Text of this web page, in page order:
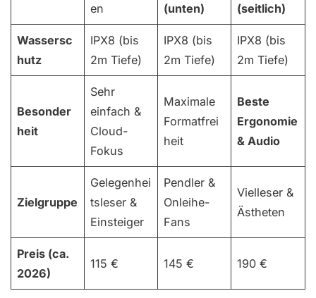
en
(unten)
(seitlich)
Wassersc
hutz
IPX8 (bis
2m Tiefe)
IPX8 (bis
2m Tiefe)
IPX8 (bis
2m Tiefe)
Besonder
heit
Sehr
einfach &
Cloud-
Fokus
Maximale
Formatfrei
heit
Beste
Ergonomie
& Audio
Zielgruppe
Gelegenhei
tsleser &
Einsteiger
Pendler &
Onleihe-
Fans
Vielleser &
Ästheten
Preis (ca.
2026)
115 € 145 € 190 €